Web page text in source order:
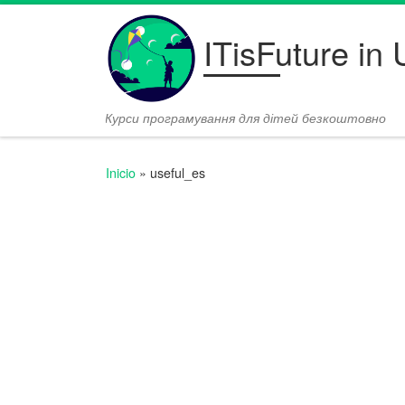
Saltar al contenido
ITisFuture in
Курси програмування для дітей безкоштовно
Inicio » useful_es